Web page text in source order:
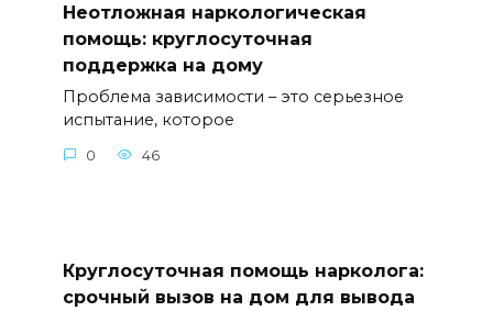
Неотложная наркологическая
помощь: круглосуточная
поддержка на дому
Проблема зависимости – это серьезное
испытание, которое
0 46
Круглосуточная помощь нарколога:
срочный вызов на дом для вывода